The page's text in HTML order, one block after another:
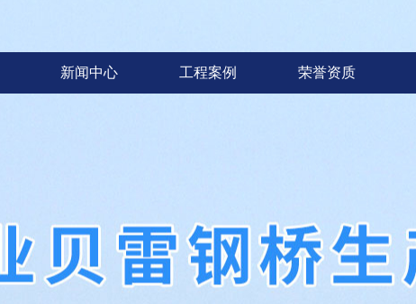
新闻中心 工程案例 荣誉资质